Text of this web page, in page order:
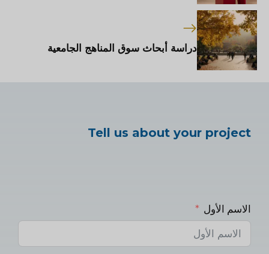
دراسة أبحاث سوق المناهج الجامعية
Tell us about your project
الاسم الأول